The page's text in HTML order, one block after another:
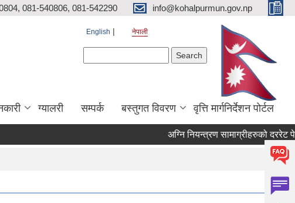
081-540806, 081-542290 info@kohalpurmun.gov.np
English नेपाली
ग्यालरी सम्पर्क बस्तुगत विवरण वृत्ति मार्गनिर्देशन पोर्टल